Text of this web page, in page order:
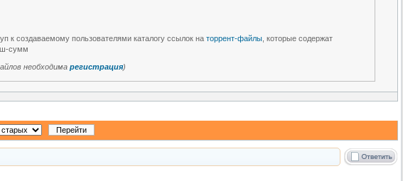
к создаваемому пользователями каталогу ссылок наторрент-файлы , которые содержат
сумм
необходимарегистрация)